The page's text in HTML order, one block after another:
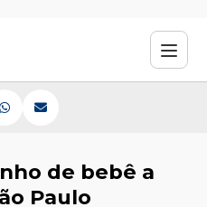
seco grande sao paulo
de bebê a
Paulo